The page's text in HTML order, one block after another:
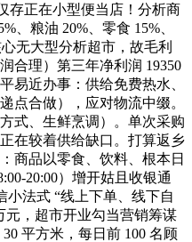
存正在小型便当店！分析商
、粮油 20%、零食 15%、
无大型分析超市，故毛利
合理）第三年净利润 19350
易近办事：供给免费热水、
点合做），应对物流中缀。
式、生鲜烹调）。单次采购
在较着供给缺口。打算返乡
商品以零食、饮料、根本日
20:00）增开姑且收银通
小法式 “线上下单、线下自
元，超市开业勾当营销筹谋
平方米，每日前 100 名顾